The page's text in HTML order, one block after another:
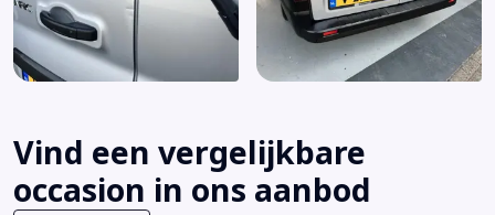
Vind een vergelijkbare
occasion in ons aanbod